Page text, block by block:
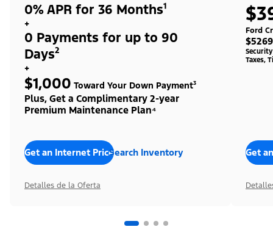
0% APR for 36 Months¹
+
0 Payments for up to 90
Days²
+
$1,000 Toward Your Down Payment³
Plus, Get a Complimentary 2-year
Premium Maintenance Plan⁴
Get an Internet PriceSearch Inventory
Detalles de la Oferta
Ford
Taxes,
Get